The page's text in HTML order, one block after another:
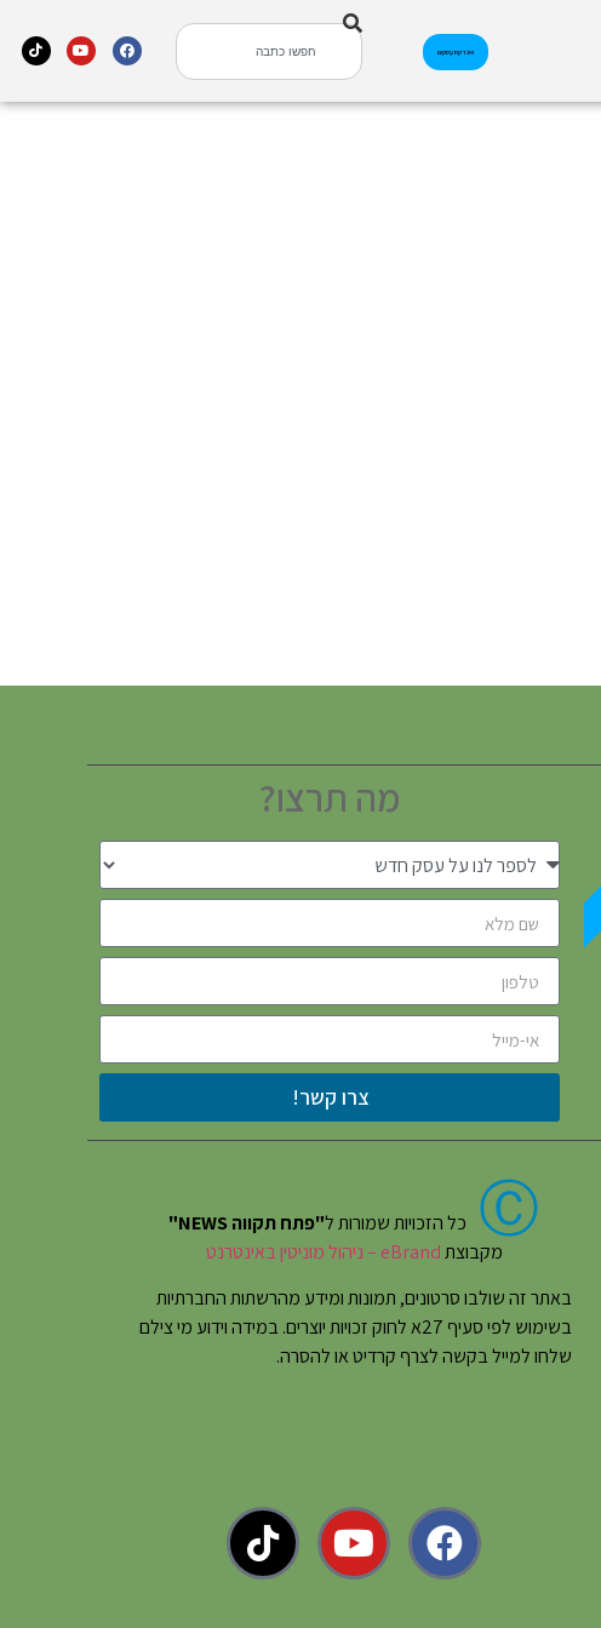
אינדקס עסקים
מה תרצו?
צרו קשר!
Ⓒ כל הזכויות שמורות ל"פתח תקווה NEWS"
מקבוצתeBrand – ניהול מוניטין באינטרנט
באתר זה שולבו סרטונים, תמונות ומידע מהרשתות החברתיות
בשימוש לפי סעיף 27א לחוק זכויות יוצרים. במידה וידוע מי צילם
שלחו למייל בקשה לצרף קרדיט או להסרה.